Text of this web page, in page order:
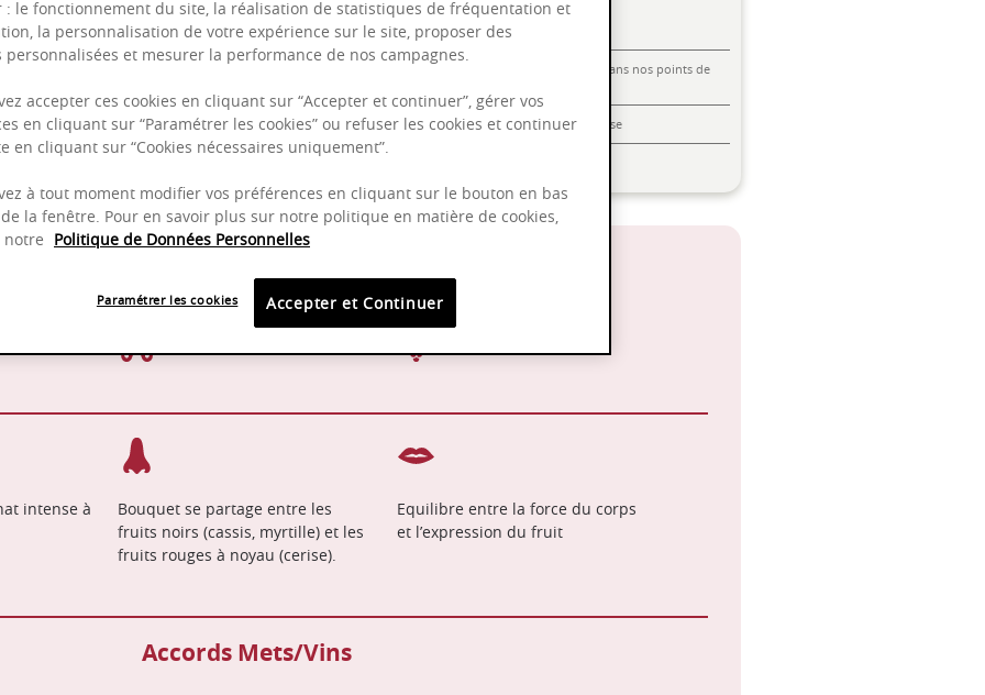
Puissant
Epicé
Fruité
Livraison offerte dans nos points de
Emballage anti-casse
chêne
Pinot Noir
intense à
Bouquet se partage entre les
fruits noirs (cassis, myrtille) et les
fruits rouges à noyau (cerise).
Equilibre entre la force du corps
et l’expression du fruit
Accords Mets/Vins
: le fonctionnement du site, la réalisation de statistiques de fréquentation et
la personnalisation de votre expérience sur le site, proposer des
et mesurer la performance de nos campagnes.
accepter ces cookies en cliquant sur “Accepter et continuer”, gérer vos
en cliquant sur “Paramétrer les cookies” ou refuser les cookies et continuer
en cliquant sur “Cookies nécessaires uniquement”.
à tout moment modifier vos préférences en cliquant sur le bouton en bas
la fenêtre. Pour en savoir plus sur notre politique en matière de cookies,
notre Politique de Données Personnelles
Accepter et Continuer
Paramétrer les cookies